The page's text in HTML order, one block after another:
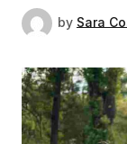
by Sara